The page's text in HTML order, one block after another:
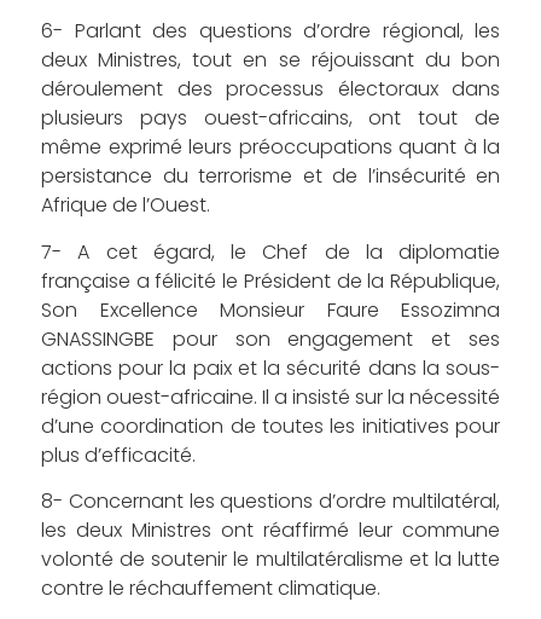
6- Parlant des questions d’ordre régional, les
deux Ministres, tout en se réjouissant du bon
déroulement des processus électoraux dans
plusieurs pays ouest-africains, ont tout de
même exprimé leurs préoccupations quant à la
persistance du terrorisme et de l’insécurité en
Afrique de l’Ouest.
7- A cet égard, le Chef de la diplomatie
française a félicité le Président de la République,
Son Excellence Monsieur Faure Essozimna
GNASSINGBE pour son engagement et ses
actions pour la paix et la sécurité dans la sous-
région ouest-africaine. Il a insisté sur la nécessité
d’une coordination de toutes les initiatives pour
plus d’efficacité.
8- Concernant les questions d’ordre multilatéral,
les deux Ministres ont réaffirmé leur commune
volonté de soutenir le multilatéralisme et la lutte
contre le réchauffement climatique.